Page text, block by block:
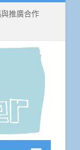
推廣合作